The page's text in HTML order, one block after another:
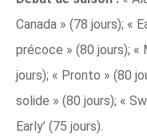
Canada » (78 jours); «
précoce » (80 jours); «
jours); « Pronto » (80
solide » (80 jours); «
Early’ (75 jours).